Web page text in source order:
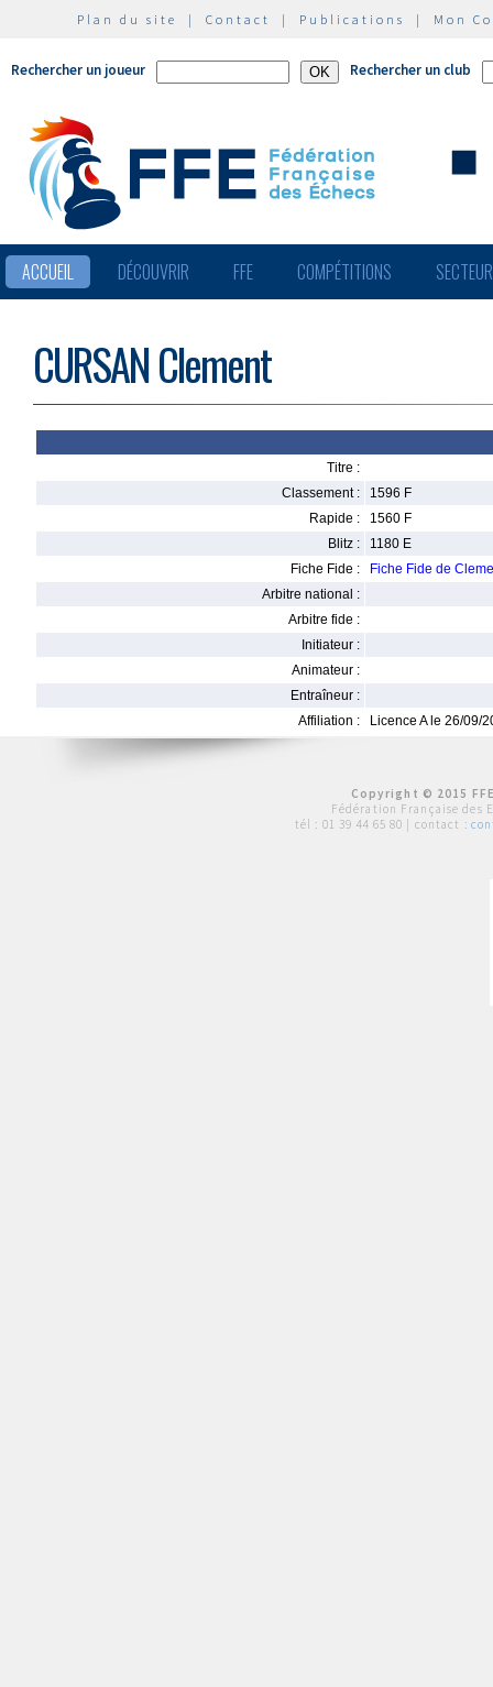
Plan du site | Contact | Publications | Mon
Rechercher un joueur Rechercher un club
ACCUEIL DÉCOUVRIR FFE COMPÉTITIONS
CURSAN Clement
Titre :
Classement :
1596 F
Rapide :
1560 F
Blitz :
1180 E
Fiche Fide :
Fiche Fide de
Arbitre national :
Arbitre fide :
Initiateur :
Animateur :
Entraîneur :
Affiliation :
Licence A le 26/09/
Copyright © 2015
Fédération Française des
tél : 01 39 44 65 80 | contact :